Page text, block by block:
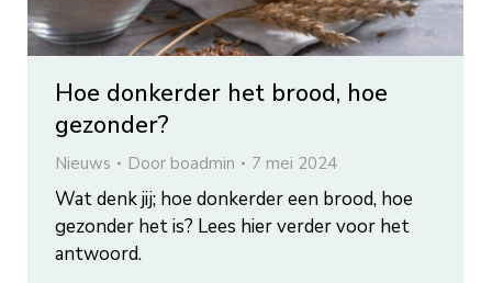
Hoe donkerder het brood, hoe
gezonder?
Nieuws Door boadmin 7 mei 2024
Wat denk jij; hoe donkerder een brood, hoe
gezonder het is? Lees hier verder voor het
antwoord.